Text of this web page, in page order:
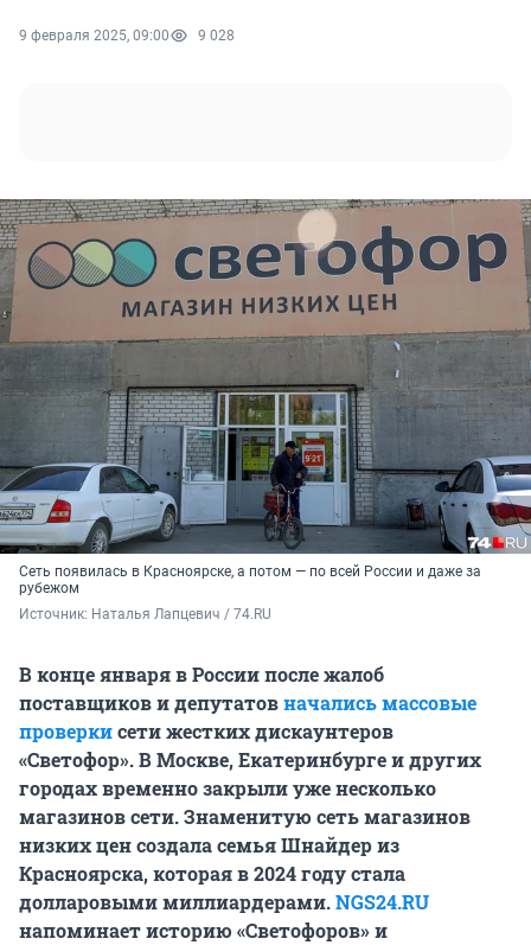
9 февраля 2025, 09:00 9 028
Сеть появилась в Красноярске, а потом — по всей России и даже за
рубежом
Источник: Наталья Лапцевич / 74.RU
В конце января в России после жалоб
поставщиков и депутатовначались массовые
проверкисети жестких дискаунтеров
«Светофор». В Москве, Екатеринбурге и других
городах временно закрыли уже несколько
магазинов сети. Знаменитую сеть магазинов
низких цен создала семья Шнайдер из
Красноярска, которая в 2024 году стала
долларовыми миллиардерами.NGS24.RU
напоминает историю «Светофоров» и